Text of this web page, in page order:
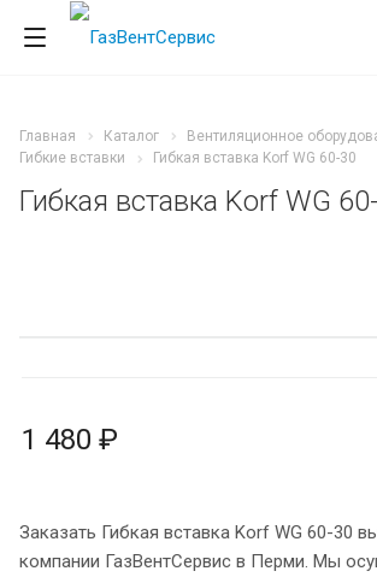
Главная Каталог
Вентиляционное
Гибкие вставки
Гибкая вставка Korf WG 60-30
Гибкая вставка Korf WG
1 480 ₽
Заказать Гибкая вставка Korf WG 60-30
компании ГазВентСервис в Перми. Мы